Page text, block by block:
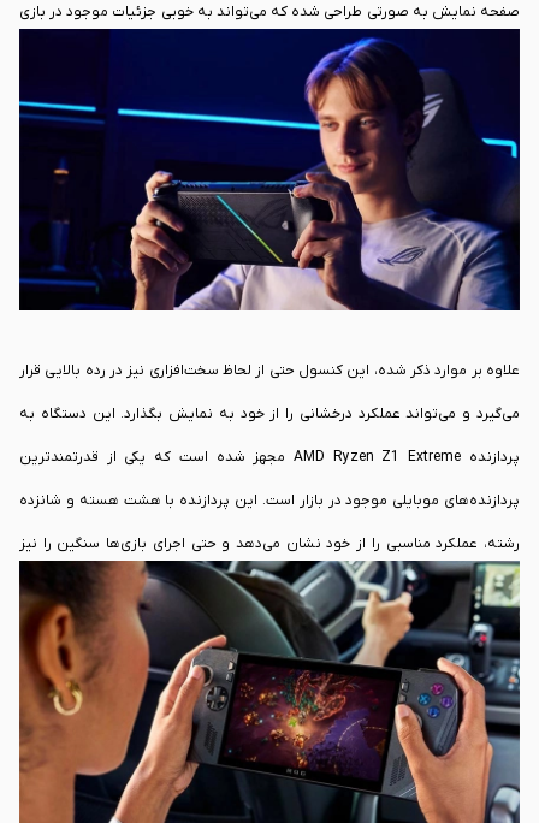
صفحه نمایش به صورتی طراحی شده که می‌تواند به خوبی جزئیات موجود در بازی‌
را نمایش دهد و در راستای جلب رضایت شما قدم بردارد. همچنین این صفحه
نمایش از نرخ بروزرسانی 120 هرتزی نیز پشتیبانی می‌کند که این موضوع می‌تواند
برای غالب گیمرها یک امر مهم و حیاتی تلقی شود.
علاوه بر موارد ذکر شده، این کنسول حتی از لحاظ سخت‌افزاری نیز در رده بالایی قرار
می‌گیرد و می‌تواند عملکرد درخشانی را از خود به نمایش بگذارد. این دستگاه به
پردازنده AMD Ryzen Z1 Extreme مجهز شده است که یکی از قدرتمندترین
پردازنده‌های موبایلی موجود در بازار است. این پردازنده با هشت هسته و شانزده
رشته، عملکرد مناسبی را از خود نشان می‌دهد و حتی اجرای بازی‌ها سنگین را نیز
ممکن می‌سازد. حافظه (Memory) قرار گرفته بر روی این دستگاه نیز شامل 24 گیگ
حافظه DDR5 (دو کاناله) می‌باشد که سرعت فوق‌العاده‌ای را در اختیار شما قرار
می‌دهد و شما را در اجرای سنگین‌ترین بازی‌ها یاری می‌کند. یکی دیگر از ویژگی‌های
برجسته این کنسول، حافظه 2 ترابایتی SSD آن است. این میزان حافظه نه تنها
فضای کافی برای ذخیره بازی‌های حجیم فراهم می‌کند، بلکه سرعت بارگذاری بازی‌ها و
انتقال داده‌ها را نیز به طور چشم‌گیری افزایش می‌دهد و می‌تواند خاطر شما را از